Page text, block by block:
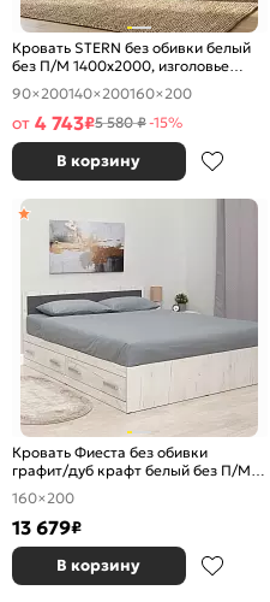
Кровать STERN без обивки белый
без П/М 1400x2000, изголовье
жесткое
90×200140×200160×200
от 4 743₽5 580 ₽-15%
В корзину
Кровать Фиеста без обивки
графит/дуб крафт белый без П/М
1600x2000, изголовье жесткое
160×200
13 679₽
В корзину